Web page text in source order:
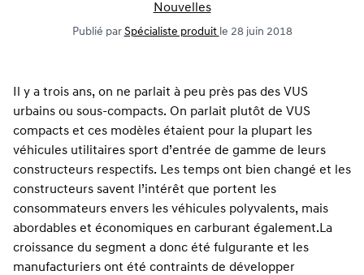
Nouvelles
Publié par Spécialiste produit le 28 juin 2018
Il y a trois ans, on ne parlait à peu près pas des VUS
urbains ou sous-compacts. On parlait plutôt de VUS
compacts et ces modèles étaient pour la plupart les
véhicules utilitaires sport d’entrée de gamme de leurs
constructeurs respectifs. Les temps ont bien changé et les
constructeurs savent l’intérêt que portent les
consommateurs envers les véhicules polyvalents, mais
abordables et économiques en carburant également. La
croissance du segment a donc été fulgurante et les
manufacturiers ont été contraints de développer